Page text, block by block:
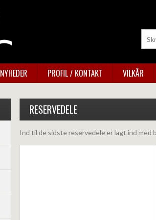
NYHEDER PROFIL / KONTAKT VILKÅR
RESERVEDELE
Ind til de sidste reservedele er lagt ind